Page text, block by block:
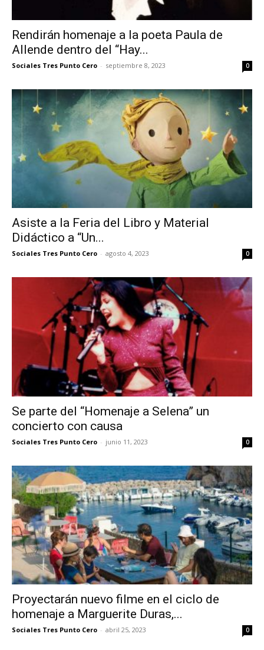
Rendirán homenaje a la poeta Paula de
Allende dentro del “Hay...
Sociales Tres Punto Cero - septiembre 8, 2023 0
Asiste a la Feria del Libro y Material
Didáctico a “Un...
Sociales Tres Punto Cero - agosto 4, 2023 0
Se parte del “Homenaje a Selena” un
concierto con causa
Sociales Tres Punto Cero - junio 11, 2023 0
Proyectarán nuevo filme en el ciclo de
homenaje a Marguerite Duras,...
Sociales Tres Punto Cero - abril 25, 2023 0